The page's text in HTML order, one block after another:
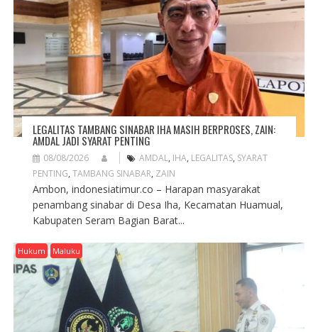
LEGALITAS TAMBANG SINABAR IHA MASIH BERPROSES, ZAIN:
AMDAL JADI SYARAT PENTING
08/08/2026 AMDAL, IHA, LEGALITAS, SYARAT
PENTING, TAMBANG SINABAR, ZAIN
Ambon, indonesiatimur.co – Harapan masyarakat
penambang sinabar di Desa Iha, Kecamatan Huamual,
Kabupaten Seram Bagian Barat...
Hukum Maluku